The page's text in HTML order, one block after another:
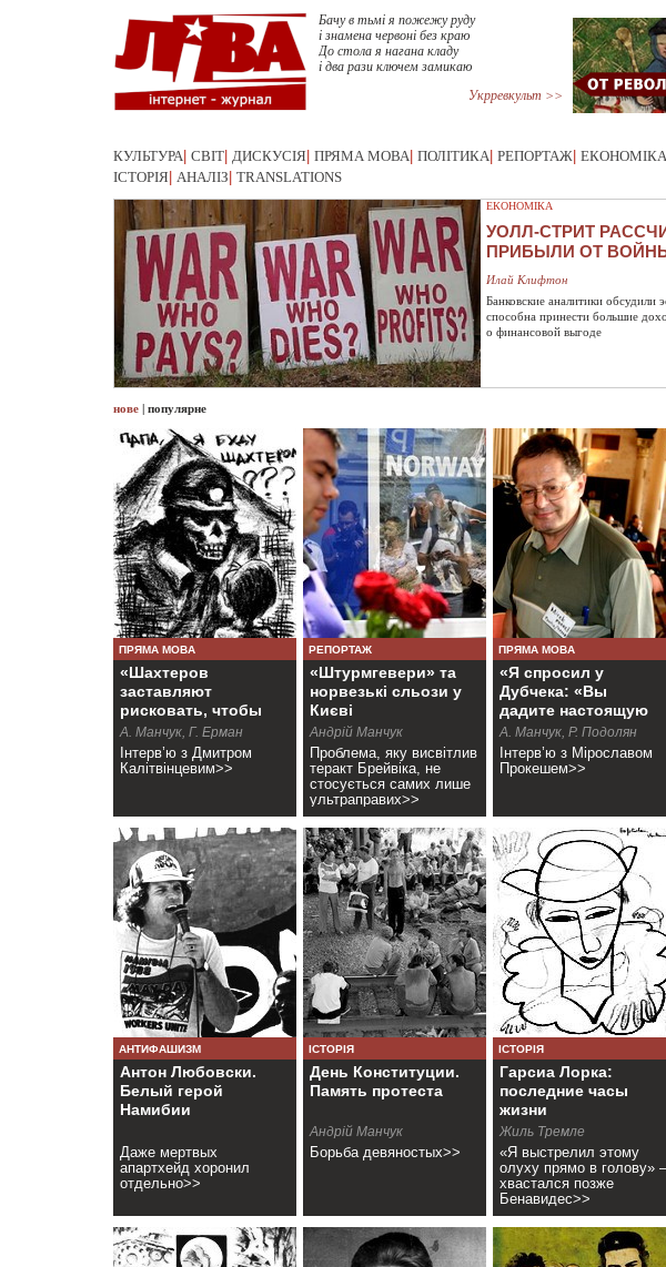
Бачу в тьмі я пожежу руду
і знамена червоні без краю
До стола я нагана кладу
і два рази ключем замикаю
Укрревкульт >>
КУЛЬТУРА СВІТ ДИСКУСІЯ ПРЯМА МОВА ПОЛІТИКА РЕПОРТАЖ ЕКОНОМІКА
ІСТОРІЯ АНАЛІЗ TRANSLATIONS
ЕКОНОМІКА
УОЛЛ-СТРИТ
ПРИБЫЛИ ОТ
Илай Клифтон
Банковские аналитики обсудили
способна принести большие
о финансовой выгоде
нове | популярне
ПРЯМА МОВА
«Шахтеров
заставляют
рисковать, чтобы
заработать»
А. Манчук, Г. Ерман
Інтерв’ю з Дмитром
Калітвінцевим>>
РЕПОРТАЖ
«Штурмгевери» та
норвезькі сльози у
Києві
Андрій Манчук
Проблема, яку висвітлив
теракт Брейвіка, не
стосується самих лише
ультраправих>>
ПРЯМА МОВА
«Я спросил у
Дубчека: «Вы
дадите настоящую
демократию?»
А. Манчук, Р. Подолян
Інтерв’ю з Мірославом
Прокешем>>
АНТИФАШИЗМ
Антон Любовски.
Белый герой
Намибии
Даже мертвых
апартхейд хоронил
отдельно>>
ІСТОРІЯ
День Конституции.
Память протеста
Андрій Манчук
Борьба девяностых>>
ІСТОРІЯ
Гарсиа Лорка:
последние часы
жизни
Жиль Тремле
«Я выстрелил этому
олуху прямо в голову» –
хвастался позже
Бенавидес>>